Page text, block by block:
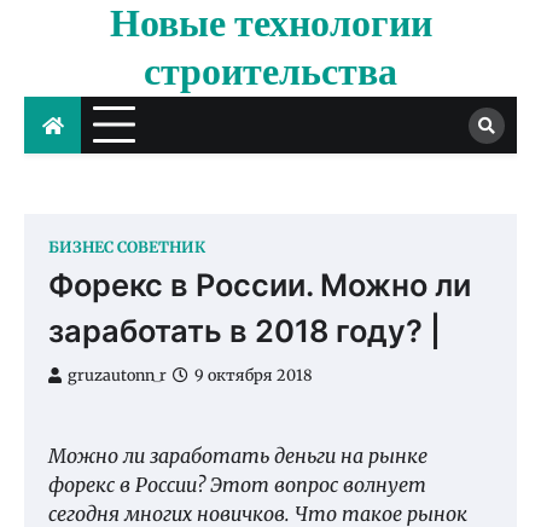
Новые технологии
строительства
БИЗНЕС СОВЕТНИК
Форекс в России. Можно ли
заработать в 2018 году? |
gruzautonn_r 9 октября 2018
Можно ли заработать деньги на рынке
форекс в России? Этот вопрос волнует
сегодня многих новичков. Что такое рынок